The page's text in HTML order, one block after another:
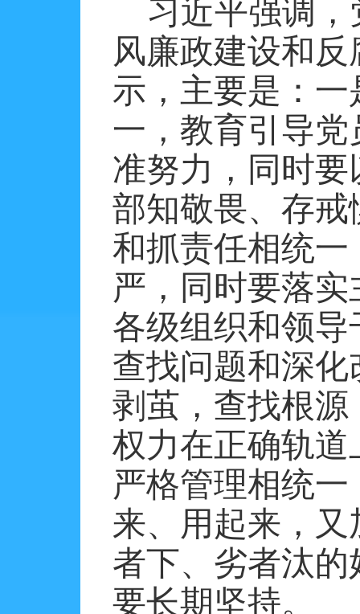
习近平强调
风廉政建设和
示，主要是：
一，教育引导
准努力，同时
部知敬畏、存
和抓责任相统一
严，同时要落
各级组织和领
查找问题和深
剥茧，查找根
权力在正确轨
严格管理相统
来、用起来，
者下、劣者汰
要长期坚持。